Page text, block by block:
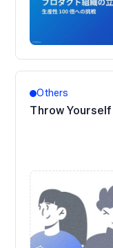
Others
Throw Yourself